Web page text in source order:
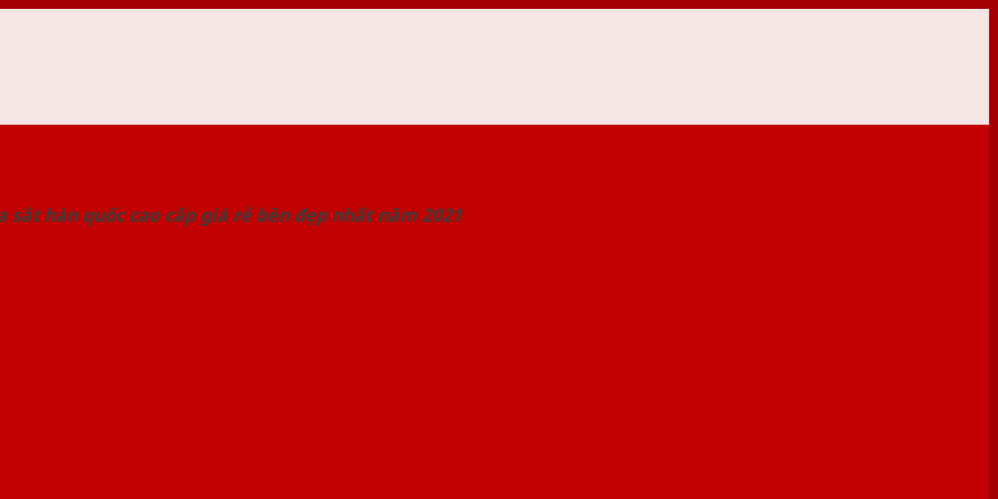
sắt hàn quốc cao cấp giá rẻ bền đẹp nhất năm 2021